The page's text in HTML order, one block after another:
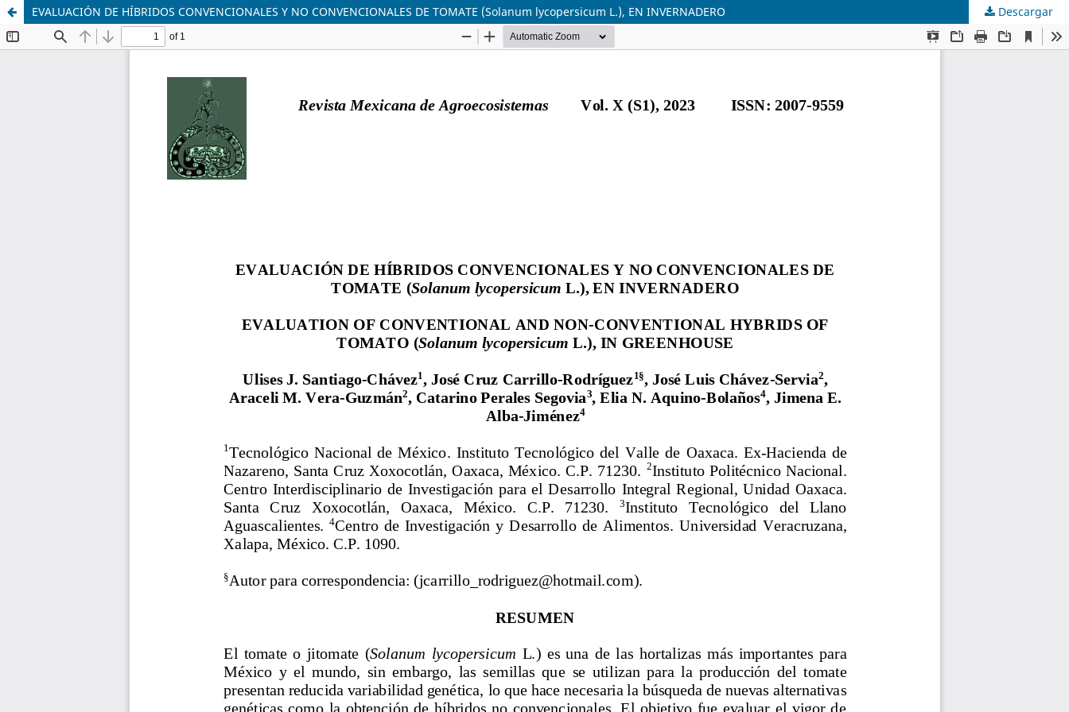
EVALUACIÓN DE HÍBRIDOS CONVENCIONALES Y NO CONVENCIONALES DE TOMATE (Solanum lycopersicum L.), EN INVERNADERO Descargar